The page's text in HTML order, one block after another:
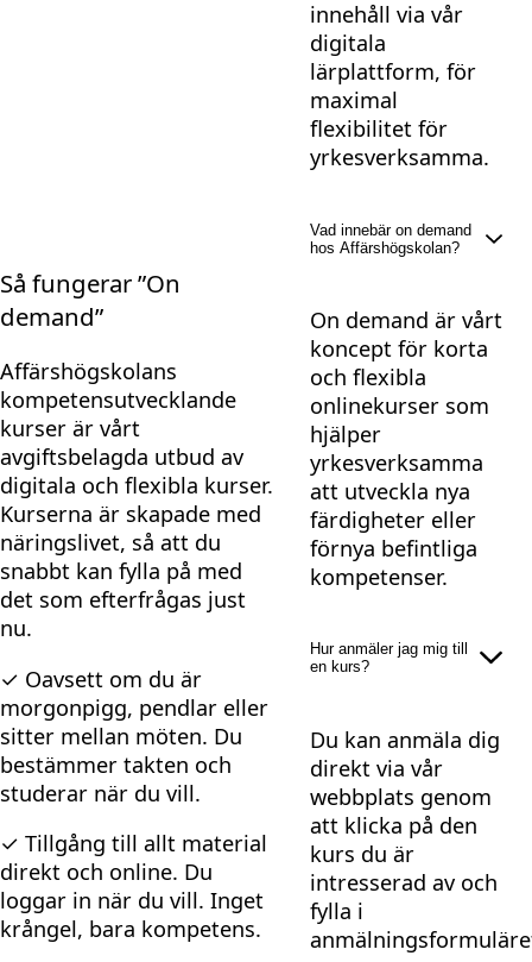
Så fungerar ”On
demand”
Affärshögskolans
kompetensutvecklande
kurser är vårt
avgiftsbelagda utbud av
digitala och flexibla kurser.
Kurserna är skapade med
näringslivet, så att du
snabbt kan fylla på med
det som efterfrågas just
nu.
✓ Oavsett om du är
morgonpigg, pendlar eller
sitter mellan möten. Du
bestämmer takten och
studerar när du vill.
✓ Tillgång till allt material
direkt och online. Du
loggar in när du vill. Inget
krångel, bara kompetens.
innehåll via vår
digitala
lärplattform, för
maximal
flexibilitet för
yrkesverksamma.
Vad innebär on demand
hos Affärshögskolan?
On demand är vårt
koncept för korta
och flexibla
onlinekurser som
hjälper
yrkesverksamma
att utveckla nya
färdigheter eller
förnya befintliga
kompetenser.
Hur anmäler jag mig till
en kurs?
Du kan anmäla dig
direkt via vår
webbplats genom
att klicka på den
kurs du är
intresserad av och
fylla i